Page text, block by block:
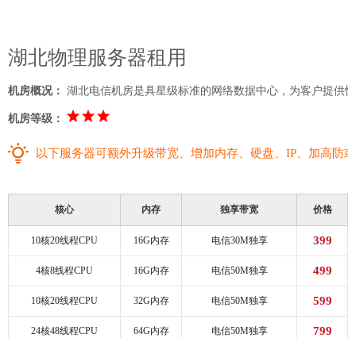
湖北物理服务器租用
机房概况： 湖北电信机房是具星级标准的网络数据中心，为客户提供
机房等级：
以下服务器可额外升级带宽、增加内存、硬盘、IP、加高防
核心 内存 独享带宽 价格
10核20线程CPU 16G内存 电信30M独享 399
4核8线程CPU 16G内存 电信50M独享 499
10核20线程CPU 32G内存 电信50M独享 599
24核48线程CPU 64G内存 电信50M独享 799